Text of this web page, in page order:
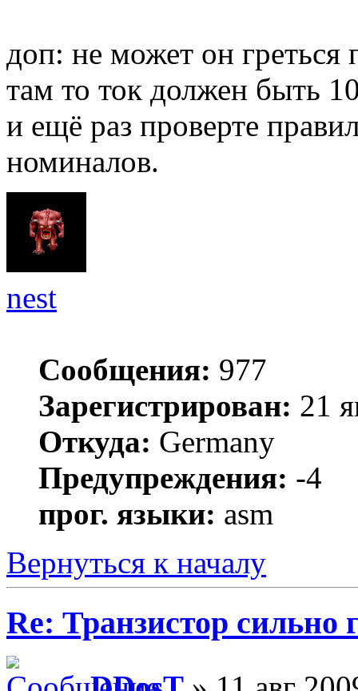
доп: не может он греться
там то ток должен быть
и ещё раз проверте
номиналов.
nest
Сообщения: 977
Зарегистрирован: 21
Откуда: Germany
Предупреждения: -4
прог. языки: asm
Вернуться к началу
Re: Транзистор сильно